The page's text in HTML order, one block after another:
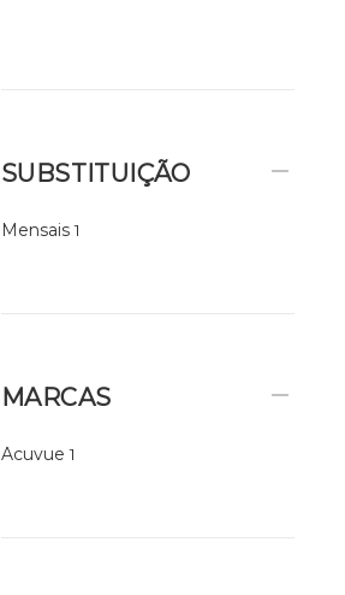
SUBSTITUIÇÃO
Mensais 1
MARCAS
Acuvue 1